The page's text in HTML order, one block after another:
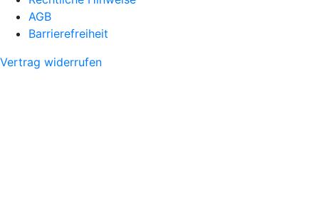
AGB
Barrierefreiheit
Vertrag widerrufen